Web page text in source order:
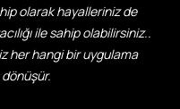
olarak hayalleriniz de
ile sahip olabilirsiniz..
her hangi bir uygulama